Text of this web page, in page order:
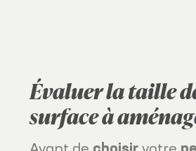
Évaluer la taille
surface à